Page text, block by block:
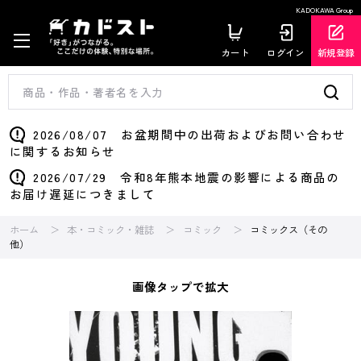
KADOKAWA Group
カート ログイン 新規登録
2026/08/07 お盆期間中の出荷およびお問い合わせ
に関するお知らせ
2026/07/29 令和8年熊本地震の影響による商品の
お届け遅延につきまして
ホーム 本・コミック・雑誌 コミック
コミックス（その
他）
画像タップで拡大